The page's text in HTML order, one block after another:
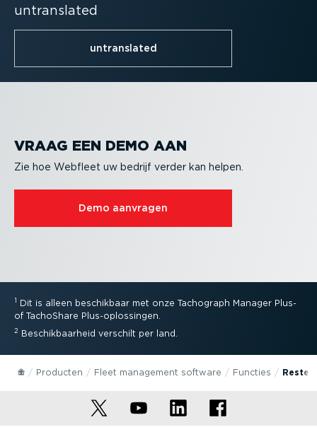
untranslated
untranslated
VRAAG EEN DEMO AAN
Zie hoe Webfleet uw bedrijf verder kan helpen.
Demo aanvragen
1 Dit is alleen beschikbaar met onze Tachograph Manager Plus-
of TachoShare Plus-op­los­singen.
2 Beschik­baarheid verschilt per land.
Producten Fleet management software Functies